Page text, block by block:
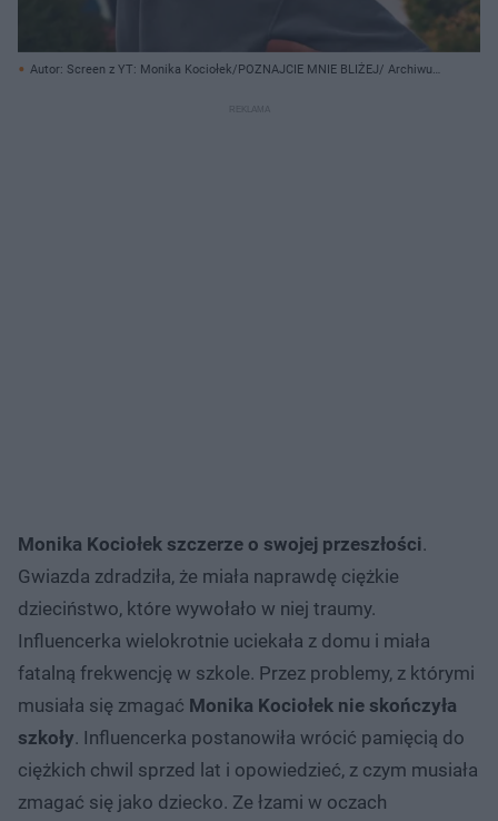
Autor: Screen z YT: Monika Kociołek/POZNAJCIE MNIE BLIŻEJ/ Archiwum
Monika Kociołek szczerze o swojej przeszłości.
Gwiazda zdradziła, że miała naprawdę ciężkie
dzieciństwo, które wywołało w niej traumy.
Influencerka wielokrotnie uciekała z domu i miała
fatalną frekwencję w szkole. Przez problemy, z którymi
musiała się zmagać Monika Kociołek nie skończyła
szkoły. Influencerka postanowiła wrócić pamięcią do
ciężkich chwil sprzed lat i opowiedzieć, z czym musiała
zmagać się jako dziecko. Ze łzami w oczach